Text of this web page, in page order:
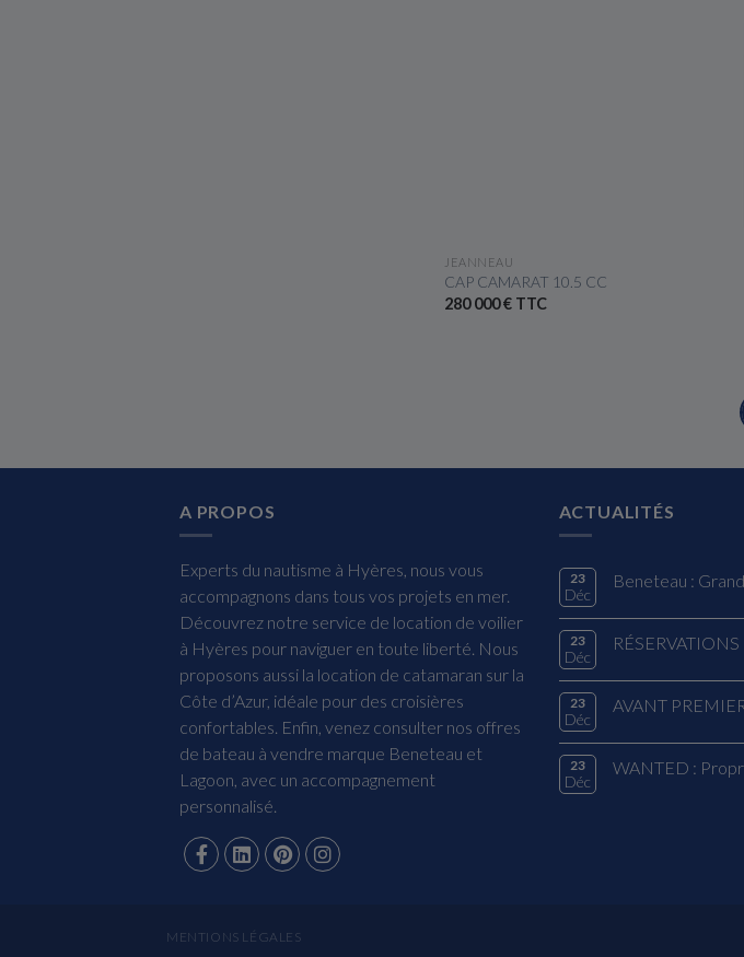
JEANNEAU
CAP CAMARAT 10.5 CC
280 000 € TTC
A PROPOS
Experts du nautisme à Hyères, nous vous
accompagnons dans tous vos projets en mer.
Découvrez notre service de location de voilier
à Hyères pour naviguer en toute liberté. Nous
proposons aussi la location de catamaran sur la
Côte d’Azur, idéale pour des croisières
confortables. Enfin, venez consulter nos offres
de bateau à vendre marque Beneteau et
Lagoon, avec un accompagnement
personnalisé.
ACTUALITÉS
23
Déc
23
Déc
23
Déc
23
Déc
MENTIONS LÉGALES